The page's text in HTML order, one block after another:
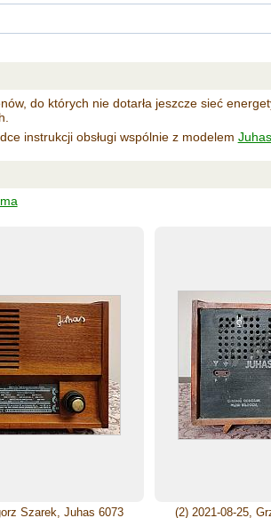
do których nie dotarła jeszcze sieć
instrukcji obsługi wspólnie z modelem
Szarek, Juhas 6073 (2) 2021-08-25,